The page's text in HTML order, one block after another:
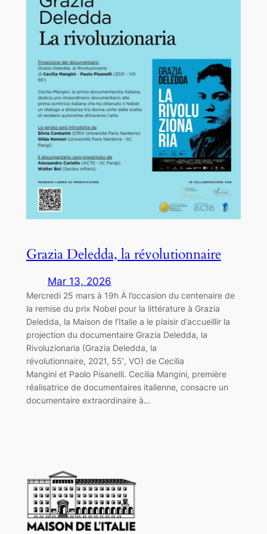
Grazia Deledda, la révolutionnaire
Mar 13, 2026
Mercredi 25 mars à 19h À l’occasion du centenaire de
la remise du prix Nobel pour la littérature à Grazia
Deledda, la Maison de l’Italie a le plaisir d’accueillir la
projection du documentaire Grazia Deledda, la
Rivoluzionaria (Grazia Deledda, la
révolutionnaire, 2021, 55′, VO) de Cecilia
Mangini et Paolo Pisanelli. Cecilia Mangini, première
réalisatrice de documentaires italienne, consacre un
documentaire extraordinaire à…